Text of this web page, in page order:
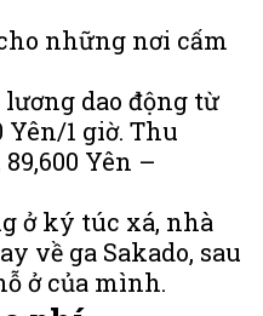
những nơi cấm
dao động từ
Yên/1 giờ. Thu
Yên –
ở ký túc xá, nhà
về ga Sakado, sau
ở của mình.